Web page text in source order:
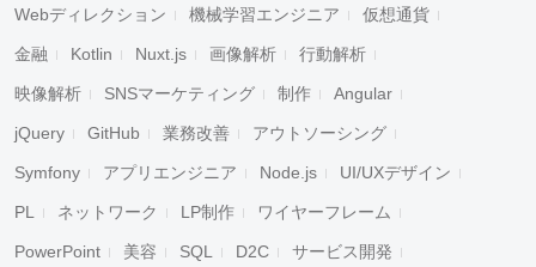
Webディレクション 機械学習エンジニア 仮想通貨
金融 Kotlin Nuxt.js 画像解析 行動解析
映像解析 SNSマーケティング 制作 Angular
jQuery GitHub 業務改善 アウトソーシング
Symfony アプリエンジニア Node.js UI/UXデザイン
PL ネットワーク LP制作 ワイヤーフレーム
PowerPoint 美容 SQL D2C サービス開発